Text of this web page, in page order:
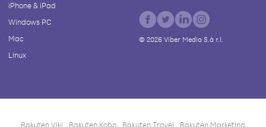
iPhone & iPad
Windows PC
Mac
Linux
© 2026Viber Media S.à r.l.
Rakuten Viki Rakuten Kobo Rakuten Travel Rakuten Marketing